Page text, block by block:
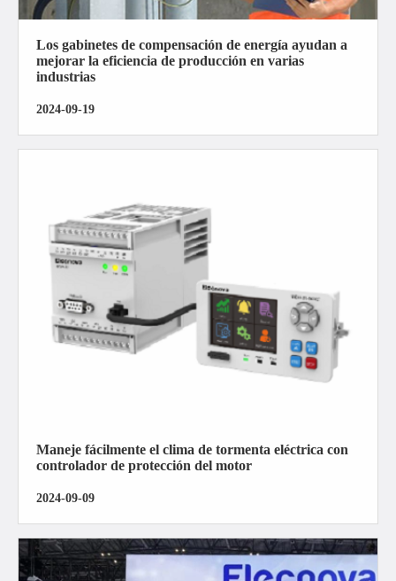
Los gabinetes de compensación de energía ayudan a
mejorar la eficiencia de producción en varias
industrias
2024-09-19
Maneje fácilmente el clima de tormenta eléctrica con
controlador de protección del motor
2024-09-09